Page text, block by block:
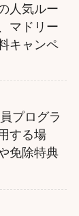
人気ルー
マドリー
キャンペ
プログラ
する場
免除特典